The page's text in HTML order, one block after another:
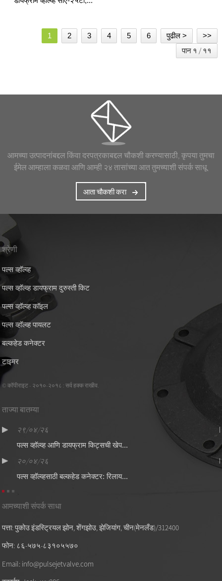
1 2 3 4 5 6 पुढील > >>
पान १ / ११
आमच्या उत्पादनांबद्दल किंवा दरपत्रकाबद्दल चौकशी करण्यासाठी, कृपया तुमचा
ईमेल आम्हाला कळवा आणि आम्ही २४ तासांच्या आत तुमच्याशी संपर्क साधू.
आता चौकशी करा
श्रेणी
पल्स व्हॉल्व्ह
पल्स व्हॉल्व्ह डायफ्राम दुरुस्ती किट
पल्स व्हॉल्व्ह कॉइल
पल्स व्हॉल्व्ह पायलट
बल्कहेड कनेक्टर
टाइमर
© कॉपीराइट - २०१०-२०१८ : सर्व हक्क राखीव.
ताज्या बातम्या
२९/०४/२६
पल्स व्हॉल्व्ह आणि डायफ्राम किट्सची खेप...
२०/०४/२६
पल्स व्हॉल्व्हसाठी बल्कहेड कनेक्टर: रिलाय...
आमच्याशी संपर्क साधा
पत्ता: पुकोउ इंडस्ट्रियल झोन, शेंगझोउ, झेजियांग, चीन(मेनलँड)/312400
फोन: ८६-५७५-८३१०५५७०
Email: info@pulsejetvalve.com